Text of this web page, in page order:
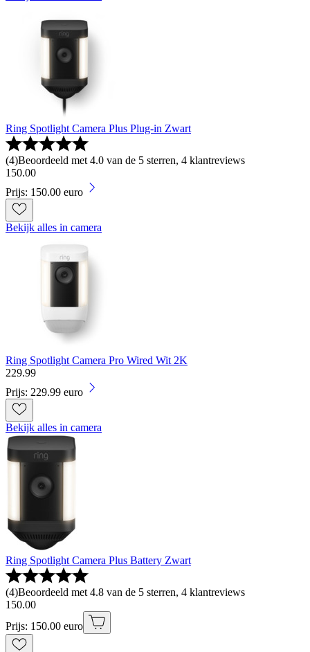
Ring Spotlight Camera Plus Plug-in Zwart
(4)Beoordeeld met 4.0 van de 5 sterren, 4 klantreviews
150.00
Prijs: 150.00 euro
Bekijk alles in camera
Ring Spotlight Camera Pro Wired Wit 2K
229.99
Prijs: 229.99 euro
Bekijk alles in camera
Ring Spotlight Camera Plus Battery Zwart
(4)Beoordeeld met 4.8 van de 5 sterren, 4 klantreviews
150.00
Prijs: 150.00 euro